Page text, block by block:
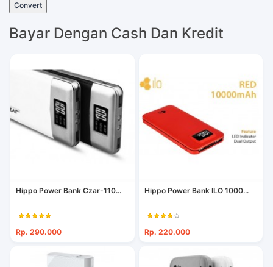
Convert
Bayar Dengan Cash Dan Kredit
Hippo Power Bank Czar-110...
Rp. 290.000
Hippo Power Bank ILO 1000...
Rp. 220.000